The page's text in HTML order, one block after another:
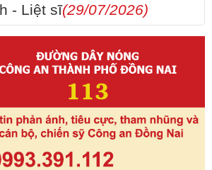
- Liệt sĩ(29/07/2026)